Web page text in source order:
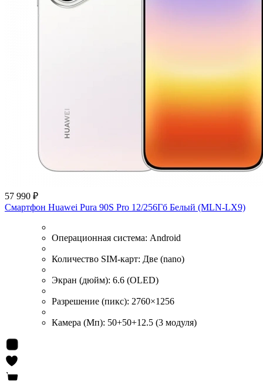
57 990 ₽
Смартфон Huawei Pura 90S Pro 12/256Гб Белый (MLN-LX9)
Операционная система: Android
Количество SIM-карт: Две (nano)
Экран (дюйм): 6.6 (OLED)
Разрешение (пикс): 2760×1256
Камера (Мп): 50+50+12.5 (3 модуля)